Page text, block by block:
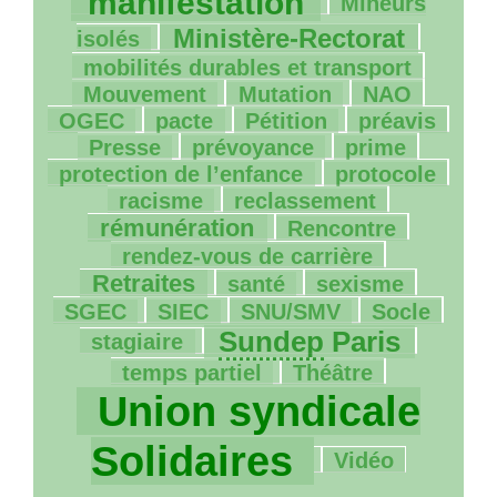
isolés
777/2071 Ministère-Rectorat
16/2071
mobilités durables et transport
33/2071
Mouvement
79/2071 Mutation
4/2071 NAO
98/2071
OGEC
65/2071 pacte
198/2071 Pétition
151/2071 préavis
34/2071
Presse
98/2071 prévoyance
69/2071 prime
109/2071
protection de l’enfance
7/2071 protocole
433/2071
racisme
89/2071 reclassement
590/2071
rémunération
420/2071 Rencontre
32/2071
rendez-vous de carrière
565/2071
Retraites
207/2071 santé
280/2071 sexisme
15/2071
SGEC
40/2071 SIEC
233/2071 SNU/SMV
10/2071 Socle
86/2071
stagiaire
1023/2071 Sundep Paris
8/2071
temps partiel
41/2071 Théâtre
2071/2071
Union syndicale
Solidaires
176/2071
Vidéo